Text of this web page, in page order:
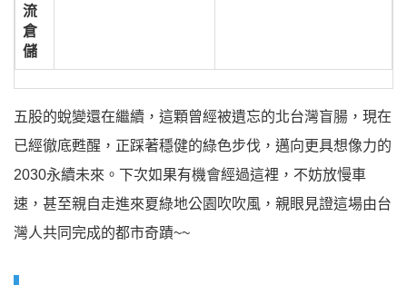
流
倉
儲
五股的蛻變還在繼續，這顆曾經被遺忘的北台灣盲腸，現在
已經徹底甦醒，正踩著穩健的綠色步伐，邁向更具想像力的
2030永續未來。下次如果有機會經過這裡，不妨放慢車
速，甚至親自走進來夏綠地公園吹吹風，親眼見證這場由台
灣人共同完成的都市奇蹟~~